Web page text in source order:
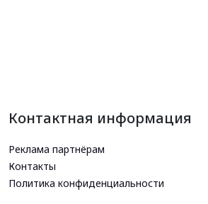
Контактная информация
Реклама партнёрам
Контакты
Политика конфиденциальности